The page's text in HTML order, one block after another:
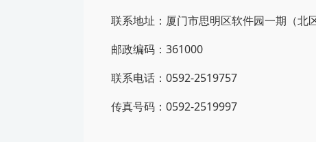
联系地址：厦门市思明区软件园一期（北
邮政编码：361000
联系电话：0592-2519757
传真号码：0592-2519997